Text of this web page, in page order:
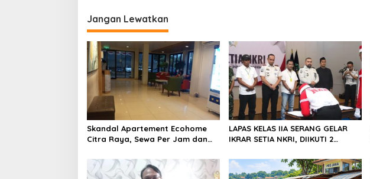
i
g
a
s
i
p
o
s
Jangan Lewatkan
Skandal Apartement Ecohome
Citra Raya, Sewa Per Jam dan
LAPAS KELAS IIA SERANG GELAR
IKRAR SETIA NKRI, DIIKUTI 2